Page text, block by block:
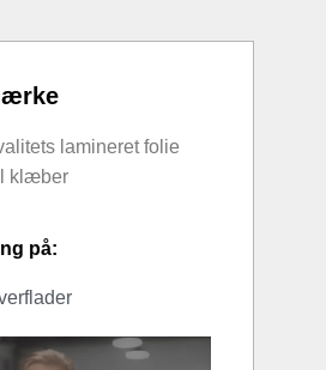
lamineret folie
klæber
på: